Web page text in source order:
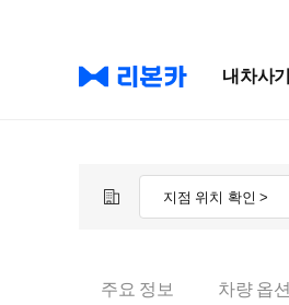
내차사기
지점 위치 확인 >
주요 정보 차량 옵션